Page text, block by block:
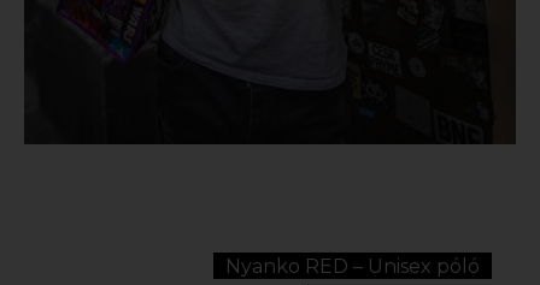
Nyanko RED – Unisex póló